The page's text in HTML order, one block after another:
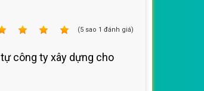
(5 sao 1 đánh giá)
tự công ty xây dựng cho